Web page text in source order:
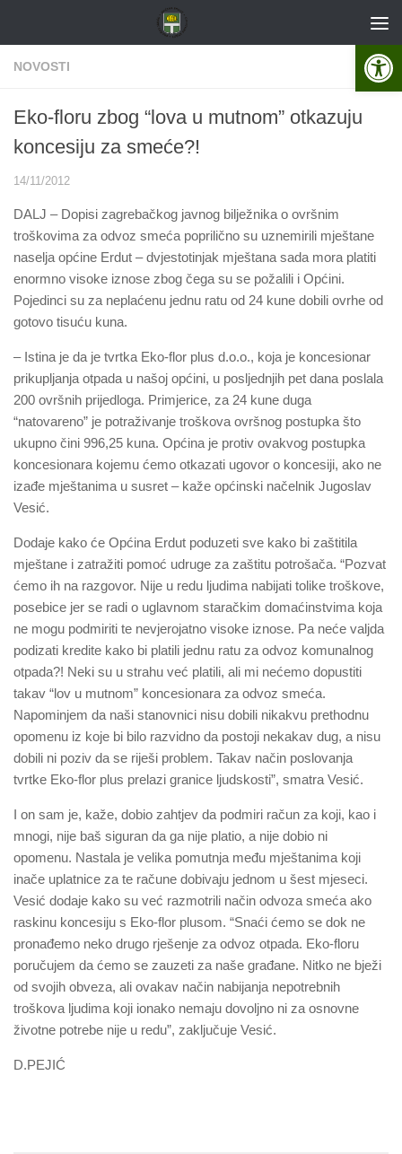
NOVOSTI
Eko-floru zbog “lova u mutnom” otkazuju
koncesiju za smeće?!
14/11/2012
DALJ – Dopisi zagrebačkog javnog bilježnika o ovršnim
troškovima za odvoz smeća poprilično su uznemirili mještane
naselja općine Erdut – dvjestotinjak mještana sada mora platiti
enormno visoke iznose zbog čega su se požalili i Općini.
Pojedinci su za neplaćenu jednu ratu od 24 kune dobili ovrhe od
gotovo tisuću kuna.
– Istina je da je tvrtka Eko-flor plus d.o.o., koja je koncesionar
prikupljanja otpada u našoj općini, u posljednjih pet dana poslala
200 ovršnih prijedloga. Primjerice, za 24 kune duga
“natovareno” je potraživanje troškova ovršnog postupka što
ukupno čini 996,25 kuna. Općina je protiv ovakvog postupka
koncesionara kojemu ćemo otkazati ugovor o koncesiji, ako ne
izađe mještanima u susret – kaže općinski načelnik Jugoslav
Vesić.
Dodaje kako će Općina Erdut poduzeti sve kako bi zaštitila
mještane i zatražiti pomoć udruge za zaštitu potrošača. “Pozvat
ćemo ih na razgovor. Nije u redu ljudima nabijati tolike troškove,
posebice jer se radi o uglavnom staračkim domaćinstvima koja
ne mogu podmiriti te nevjerojatno visoke iznose. Pa neće valjda
podizati kredite kako bi platili jednu ratu za odvoz komunalnog
otpada?! Neki su u strahu već platili, ali mi nećemo dopustiti
takav “lov u mutnom” koncesionara za odvoz smeća.
Napominjem da naši stanovnici nisu dobili nikakvu prethodnu
opomenu iz koje bi bilo razvidno da postoji nekakav dug, a nisu
dobili ni poziv da se riješi problem. Takav način poslovanja
tvrtke Eko-flor plus prelazi granice ljudskosti”, smatra Vesić.
I on sam je, kaže, dobio zahtjev da podmiri račun za koji, kao i
mnogi, nije baš siguran da ga nije platio, a nije dobio ni
opomenu. Nastala je velika pomutnja među mještanima koji
inače uplatnice za te račune dobivaju jednom u šest mjeseci.
Vesić dodaje kako su već razmotrili način odvoza smeća ako
raskinu koncesiju s Eko-flor plusom. “Snaći ćemo se dok ne
pronađemo neko drugo rješenje za odvoz otpada. Eko-floru
poručujem da ćemo se zauzeti za naše građane. Nitko ne bježi
od svojih obveza, ali ovakav način nabijanja nepotrebnih
troškova ljudima koji ionako nemaju dovoljno ni za osnovne
životne potrebe nije u redu”, zaključuje Vesić.
D.PEJIĆ